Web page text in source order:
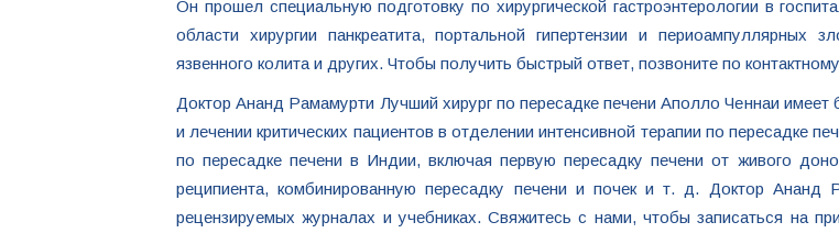
Он прошел специальную подготовку по хирургической гастроэнтерологии в
области хирургии панкреатита, портальной гипертензии и периоампуллярных
язвенного колита и других. Чтобы получить быстрый ответ, позвоните по
Доктор Ананд Рамамурти Лучший хирург по пересадке печени Аполло Ченнаи
и лечении критических пациентов в отделении интенсивной терапии по пересадке
по пересадке печени в Индии, включая первую пересадку печени от живого
реципиента, комбинированную пересадку печени и почек и т. д. Доктор Ананд
рецензируемых журналах и учебниках. Свяжитесь с нами, чтобы записаться на